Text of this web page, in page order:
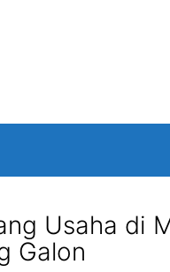
Usaha di
Galon